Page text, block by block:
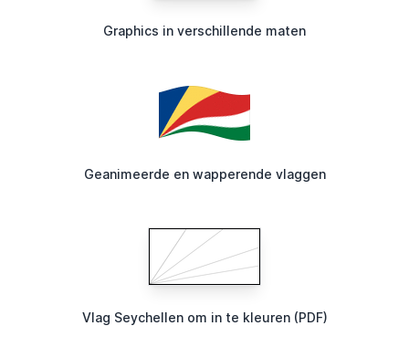
Graphics in verschillende maten
Geanimeerde en wapperende vlaggen
Vlag Seychellen om in te kleuren (PDF)